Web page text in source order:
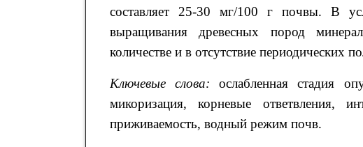
составляет 25-30 мг/100 г почвы. В
выращивания древесных пород
количестве и в отсутствие периодических
Ключевые слова: ослабленная стадия
микоризация, корневые ответвления,
приживаемость, водный режим почв.